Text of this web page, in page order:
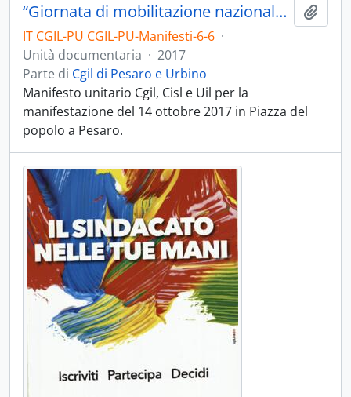
“Giornata di mobilitazione nazionale” - 2017
IT CGIL-PU CGIL-PU-Manifesti-6-6 ·
Unità documentaria · 2017
Parte di Cgil di Pesaro e Urbino
Manifesto unitario Cgil, Cisl e Uil per la
manifestazione del 14 ottobre 2017 in Piazza del
popolo a Pesaro.